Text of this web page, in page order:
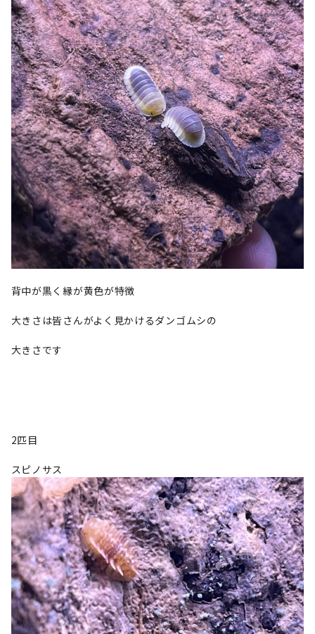
背中が黒く縁が黄色が特徴
大きさは皆さんがよく見かけるダンゴムシの
大きさです
2匹目
スピノサス